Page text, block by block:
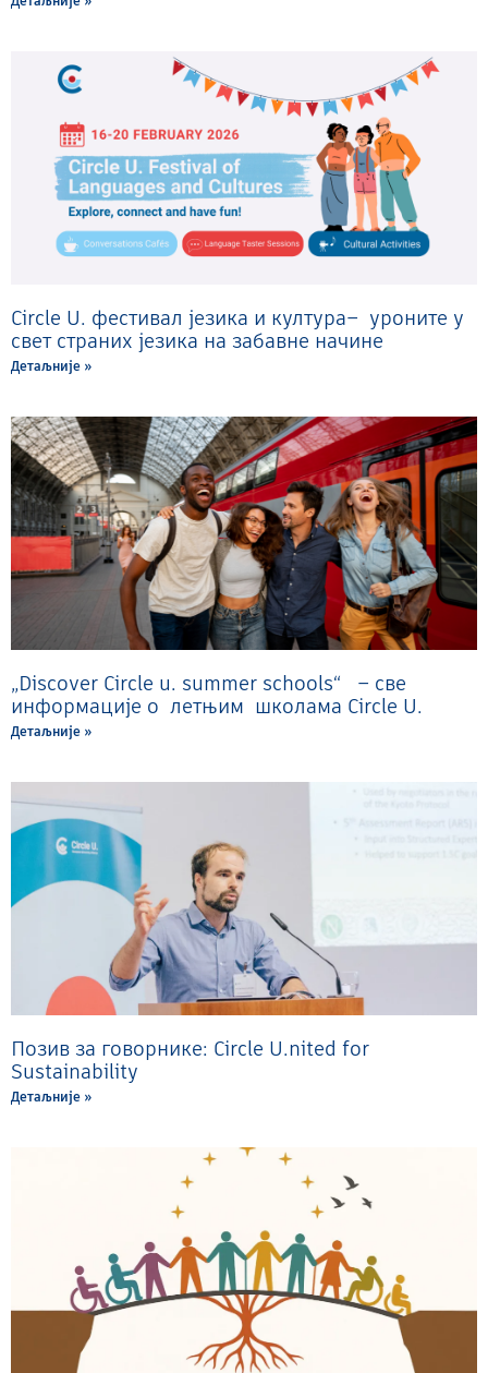
Circle U. фестивал језика и култура– уроните у
свет страних језика на забавне начине
Детаљније »
„Discover Circle u. summer schools“ – све
информације о летњим школама Circle U.
Детаљније »
Позив за говорнике: Circle U.nited for
Sustainability
Детаљније »